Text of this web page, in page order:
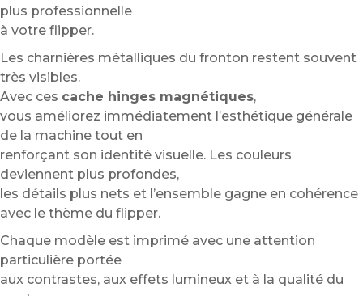
plus professionnelle
à votre flipper.
Les charnières métalliques du fronton restent souvent
très visibles.
Avec ces cache hinges magnétiques,
vous améliorez immédiatement l’esthétique générale
de la machine tout en
renforçant son identité visuelle. Les couleurs
deviennent plus profondes,
les détails plus nets et l’ensemble gagne en cohérence
avec le thème du flipper.
Chaque modèle est imprimé avec une attention
particulière portée
aux contrastes, aux effets lumineux et à la qualité du